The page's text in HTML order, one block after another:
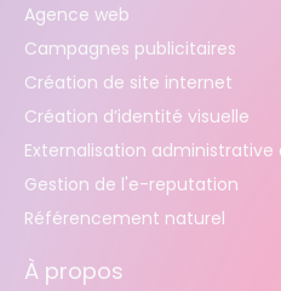
Agence web
Campagnes publicitaires
Création de site internet
Création d’identité visuelle
Externalisation
Gestion de l'e-reputation
Référencement naturel
À propos